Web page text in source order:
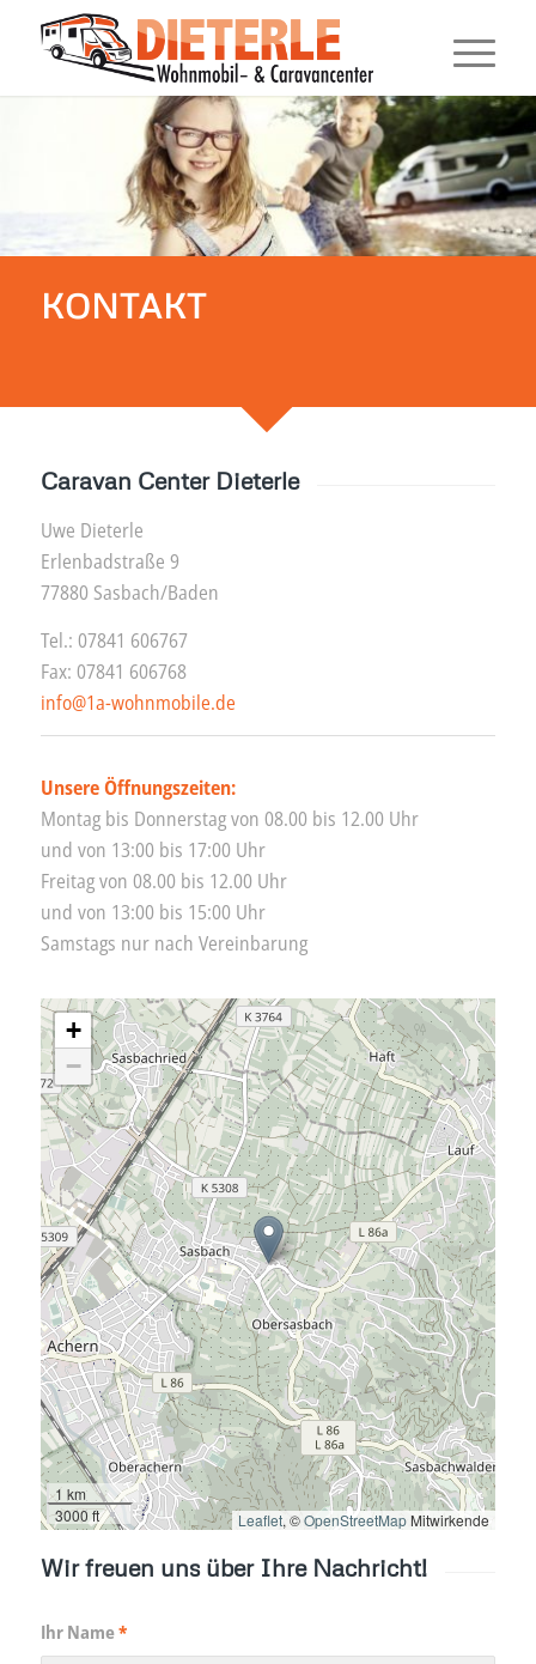
KONTAKT
Caravan Center Dieterle
Uwe Dieterle
Erlenbadstraße 9
77880 Sasbach/Baden
Tel.: 07841 606767
Fax: 07841 606768
info@1a-wohnmobile.de
Unsere Öffnungszeiten:
Montag bis Donnerstag von 08.00 bis 12.00 Uhr
und von 13:00 bis 17:00 Uhr
Freitag von 08.00 bis 12.00 Uhr
und von 13:00 bis 15:00 Uhr
Samstags nur nach Vereinbarung
+
−
1 km
3000 ft
Leaflet, ©OpenStreetMapMitwirkende
Wir freuen uns über Ihre Nachricht!
Ihr Name*